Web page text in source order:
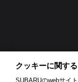
クッキーに関す
SUBARUのwebサイ